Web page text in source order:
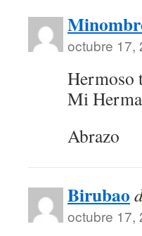
octubre 17,
Hermoso
Mi
Abrazo
Birubao
octubre 17,